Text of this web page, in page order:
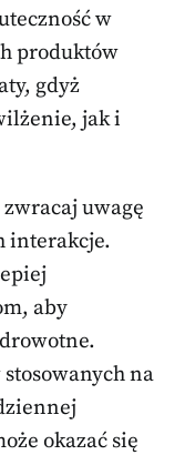
w
produktów
gdyż
jak i
uwagę
interakcje.
aby
na
okazać się